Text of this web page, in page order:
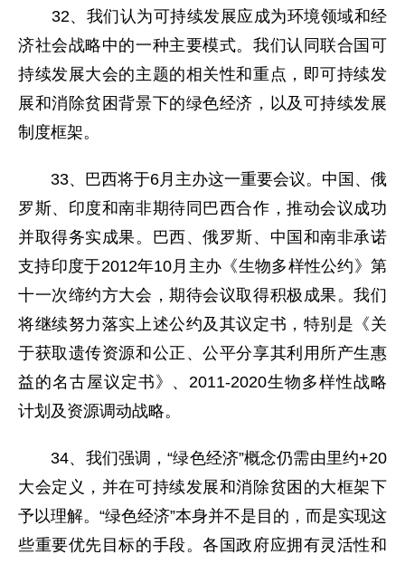
32、我们认为可持续发展应成为环境领域和经
济社会战略中的一种主要模式。我们认同联合国可
持续发展大会的主题的相关性和重点，即可持续发
展和消除贫困背景下的绿色经济，以及可持续发展
制度框架。
33、巴西将于6月主办这一重要会议。中国、俄
罗斯、印度和南非期待同巴西合作，推动会议成功
并取得务实成果。巴西、俄罗斯、中国和南非承诺
支持印度于2012年10月主办《生物多样性公约》第
十一次缔约方大会，期待会议取得积极成果。我们
将继续努力落实上述公约及其议定书，特别是《关
于获取遗传资源和公正、公平分享其利用所产生惠
益的名古屋议定书》、2011-2020生物多样性战略
计划及资源调动战略。
34、我们强调，“绿色经济”概念仍需由里约+20
大会定义，并在可持续发展和消除贫困的大框架下
予以理解。“绿色经济”本身并不是目的，而是实现这
些重要优先目标的手段。各国政府应拥有灵活性和